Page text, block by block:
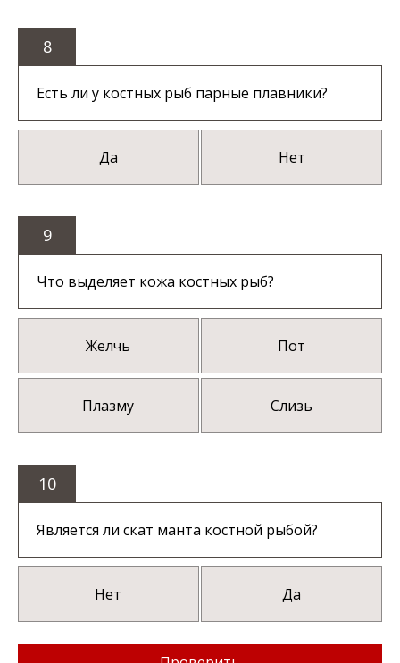
8
Есть ли у костных рыб парные плавники?
Да Нет
9
Что выделяет кожа костных рыб?
Желчь Пот
Плазму Слизь
10
Является ли скат манта костной рыбой?
Нет Да